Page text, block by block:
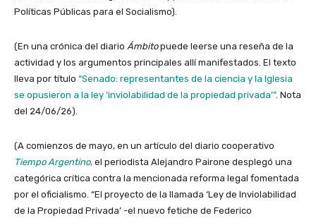
Políticas Públicas para el Socialismo).
(En una crónica del diario Ámbitopuede leerse una reseña de la
actividad y los argumentos principales allí manifestados. El texto
lleva por título “Senado: representantes de la ciencia y la Iglesia
se opusieron a la ley ‘inviolabilidad de la propiedad privada’”. Nota
del 24/06/26).
(A comienzos de mayo, en un artículo del diario cooperativo
Tiempo Argentino, el periodista Alejandro Pairone desplegó una
categórica crítica contra la mencionada reforma legal fomentada
por el oficialismo. “El proyecto de la llamada ‘Ley de Inviolabilidad
de la Propiedad Privada’ -el nuevo fetiche de Federico